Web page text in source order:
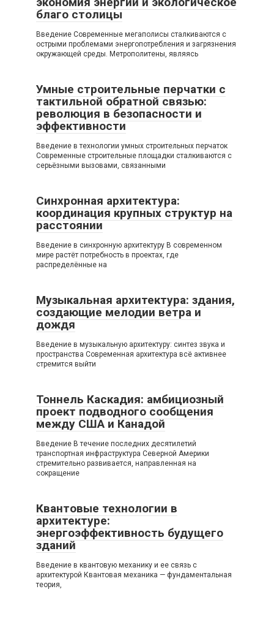
благо столицы
Введение Современные мегаполисы сталкиваются с
острыми проблемами энергопотребления и загрязнения
окружающей среды. Метрополитены, являясь
Умные строительные перчатки с
тактильной обратной связью:
революция в безопасности и
эффективности
Введение в технологии умных строительных перчаток
Современные строительные площадки сталкиваются с
серьёзными вызовами, связанными
Синхронная архитектура:
координация крупных структур на
расстоянии
Введение в синхронную архитектуру В современном
мире растёт потребность в проектах, где
распределённые на
Музыкальная архитектура: здания,
создающие мелодии ветра и
дождя
Введение в музыкальную архитектуру: синтез звука и
пространства Современная архитектура всё активнее
стремится выйти
Тоннель Каскадия: амбициозный
проект подводного сообщения
между США и Канадой
Введение В течение последних десятилетий
транспортная инфраструктура Северной Америки
стремительно развивается, направленная на
сокращение
Квантовые технологии в
архитектуре:
энергоэффективность будущего
зданий
Введение в квантовую механику и ее связь с
архитектурой Квантовая механика — фундаментальная
теория,